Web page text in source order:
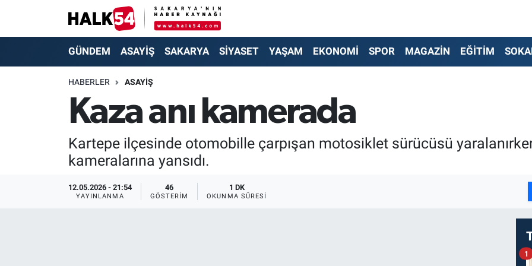
GÜNDEM ASAYİŞ SAKARYA SİYASET YAŞAM EKONOMİ SPOR MAGAZİN EĞİTİM
HABERLER ASAYİŞ
Kaza anı kamerada
Kartepe ilçesinde otomobille çarpışan motosiklet sürücüsü
kameralarına yansıdı.
12.05.2026 - 21:54
YAYINLANMA
46
GÖSTERIM
1 DK
OKUNMA SÜRESI
1
GÜNDEM
SAKARYA
SİYASET
EKONOMİ
Adapazarı Nöbetçi Eczaneler
Adapazarı Trafik Yoğunluk Haritası
Süper Lig Puan Durumu ve Fikstür
Tüm Manşetler
Son Dakika Haberleri